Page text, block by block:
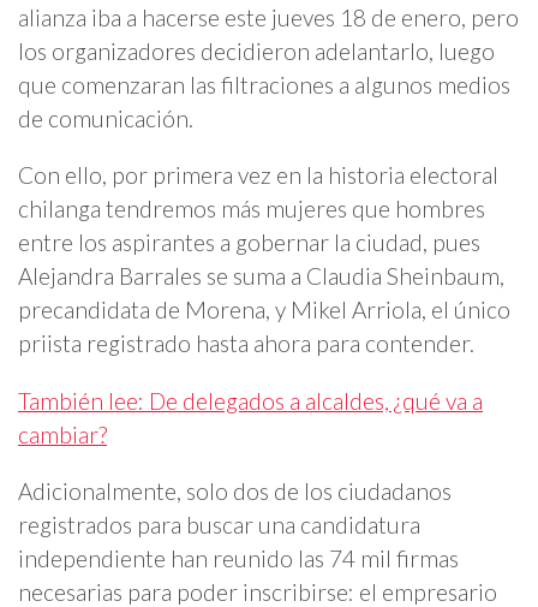
alianza iba a hacerse este jueves 18 de enero, pero
los organizadores decidieron adelantarlo, luego
que comenzaran las filtraciones a algunos medios
de comunicación.
Con ello, por primera vez en la historia electoral
chilanga tendremos más mujeres que hombres
entre los aspirantes a gobernar la ciudad, pues
Alejandra Barrales se suma a Claudia Sheinbaum,
precandidata de Morena, y Mikel Arriola, el único
priista registrado hasta ahora para contender.
También lee: De delegados a alcaldes, ¿qué va a
cambiar?
Adicionalmente, solo dos de los ciudadanos
registrados para buscar una candidatura
independiente han reunido las 74 mil firmas
necesarias para poder inscribirse: el empresario